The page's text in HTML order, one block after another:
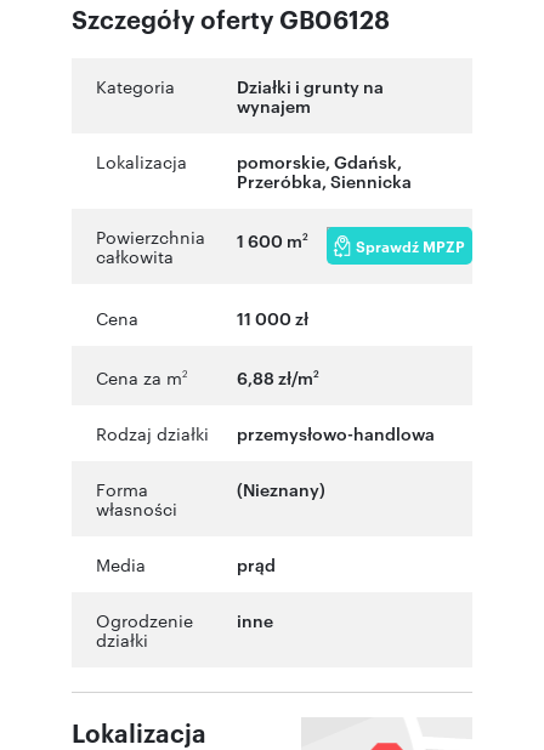
Szczegóły oferty GB06128
Kategoria
Działki i grunty na
wynajem
Lokalizacja pomorskie, Gdańsk,
Przeróbka, Siennicka
Powierzchnia
całkowita
1 600 m2 Sprawdź MPZP
Cena 11 000 zł
Cena za m2 6,88 zł/m2
Rodzaj działki przemysłowo-handlowa
Forma
własności
(Nieznany)
Media prąd
Ogrodzenie
działki
inne
Lokalizacja